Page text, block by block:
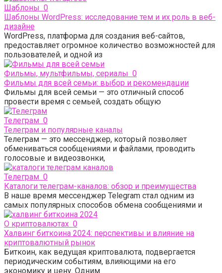
Шаблоны 0
Шаблоны WordPress: исследование тем и их роль в веб-
дизайне
WordPress, платформа для создания веб-сайтов,
предоставляет огромное количество возможностей для
пользователей, и одной из
Фильмы, мультфильмы, сериалы 0
Фильмы для всей семьи: выбор и рекомендации
Фильмы для всей семьи — это отличный способ
провести время с семьей, создать общую
Телеграм 0
Телеграм и популярные каналы
Телеграм — это мессенджер, который позволяет
обмениваться сообщениями и файлами, проводить
голосовые и видеозвонки,
Телеграм 0
Каталоги телеграм-каналов: обзор и преимущества
В наше время мессенджер Telegram стал одним из
самых популярных способов обмена сообщениями и
О криптовалютах 0
Халвинг биткоина 2024: перспективы и влияние на
криптовалютный рынок
Биткоин, как ведущая криптовалюта, подвергается
периодическим событиям, влияющими на его
экономику и цену. Одним